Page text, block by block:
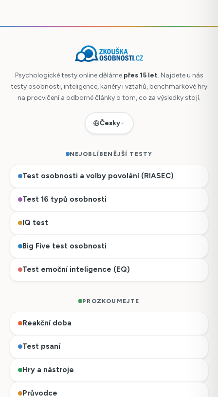
Psychologické testy online děláme přes 15 let. Najdete u nás
testy osobnosti, inteligence, kariéry i vztahů, benchmarkové hry
na procvičení a odborné články o tom, co za výsledky stojí.
Česky
NEJOBLÍBENĚJŠÍ TESTY
Test osobnosti a volby povolání (RIASEC)
Test 16 typů osobnosti
IQ test
Big Five test osobnosti
Test emoční inteligence (EQ)
PROZKOUMEJTE
Reakční doba
Test psaní
Hry a nástroje
Průvodce